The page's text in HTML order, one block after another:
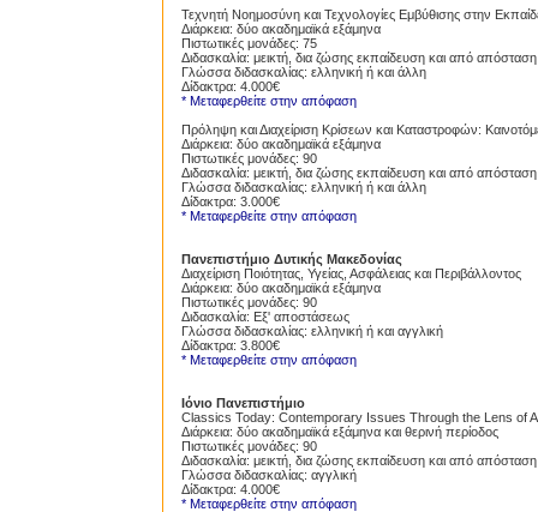
Τεχνητή Νοημοσύνη και Τεχνολογίες Εμβύθισης στην
Διάρκεια: δύο ακαδημαϊκά εξάμηνα
Πιστωτικές μονάδες: 75
Διδασκαλία: μεικτή, δια ζώσης εκπαίδευση και από απόσταση
Γλώσσα διδασκαλίας: ελληνική ή και άλλη
Δίδακτρα: 4.000€
* Μεταφερθείτε στην απόφαση
Πρόληψη και Διαχείριση Κρίσεων και Καταστροφών:
Διάρκεια: δύο ακαδημαϊκά εξάμηνα
Πιστωτικές μονάδες: 90
Διδασκαλία: μεικτή, δια ζώσης εκπαίδευση και από απόσταση
Γλώσσα διδασκαλίας: ελληνική ή και άλλη
Δίδακτρα: 3.000€
* Μεταφερθείτε στην απόφαση
Πανεπιστήμιο Δυτικής Μακεδονίας
Διαχείριση Ποιότητας, Υγείας, Ασφάλειας και Περιβάλλοντος
Διάρκεια: δύο ακαδημαϊκά εξάμηνα
Πιστωτικές μονάδες: 90
Διδασκαλία: Εξ' αποστάσεως
Γλώσσα διδασκαλίας: ελληνική ή και αγγλική
Δίδακτρα: 3.800€
* Μεταφερθείτε στην απόφαση
Ιόνιο Πανεπιστήμιο
Classics Today: Contemporary Issues Through the Lens of
Διάρκεια: δύο ακαδημαϊκά εξάμηνα και θερινή περίοδος
Πιστωτικές μονάδες: 90
Διδασκαλία: μεικτή, δια ζώσης εκπαίδευση και από απόσταση
Γλώσσα διδασκαλίας: αγγλική
Δίδακτρα: 4.000€
* Μεταφερθείτε στην απόφαση